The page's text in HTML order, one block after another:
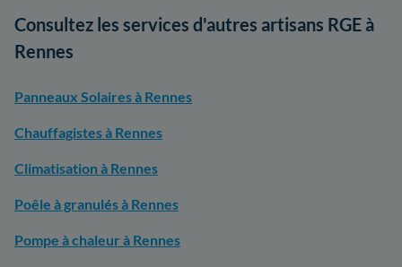
Consultez les services d'autres artisans RGE à
Rennes
Panneaux Solaires à Rennes
Chauffagistes à Rennes
Climatisation à Rennes
Poêle à granulés à Rennes
Pompe à chaleur à Rennes